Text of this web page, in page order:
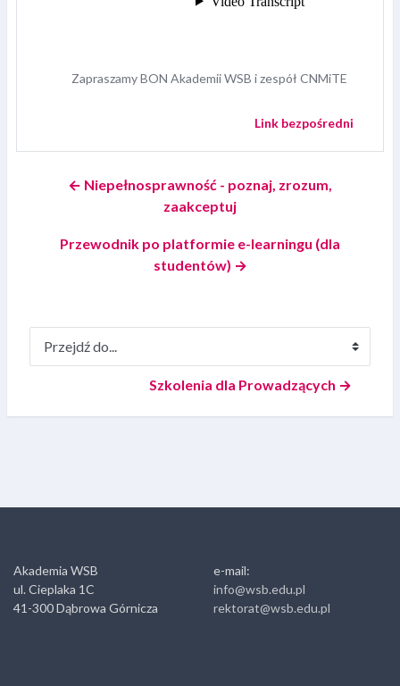
ZapraszamyBON Akademii WSB i zespół CNMiTE
Link bezpośredni
← Niepełnosprawność - poznaj, zrozum,
zaakceptuj
Przewodnik po platformie e-learningu (dla
studentów) →
Przejdź do...
Szkolenia dla Prowadzących →
Akademia WSB
ul. Cieplaka 1C
41-300 Dąbrowa Górnicza
e-mail:
info@wsb.edu.pl
rektorat@wsb.edu.pl